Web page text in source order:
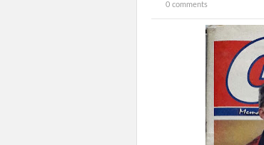
0 comments